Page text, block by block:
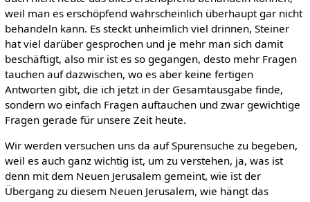
weil man es erschöpfend wahrscheinlich überhaupt gar nicht
behandeln kann. Es steckt unheimlich viel drinnen, Steiner
hat viel darüber gesprochen und je mehr man sich damit
beschäftigt, also mir ist es so gegangen, desto mehr Fragen
tauchen auf dazwischen, wo es aber keine fertigen
Antworten gibt, die ich jetzt in der Gesamtausgabe finde,
sondern wo einfach Fragen auftauchen und zwar gewichtige
Fragen gerade für unsere Zeit heute.
Wir werden versuchen uns da auf Spurensuche zu begeben,
weil es auch ganz wichtig ist, um zu verstehen, ja, was ist
denn mit dem Neuen Jerusalem gemeint, wie ist der
Übergang zu diesem Neuen Jerusalem, wie hängt das